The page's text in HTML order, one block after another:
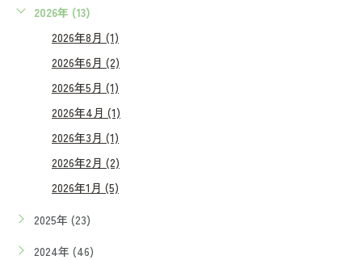
2026年 (13)
2026年8月 (1)
2026年6月 (2)
2026年5月 (1)
2026年4月 (1)
2026年3月 (1)
2026年2月 (2)
2026年1月 (5)
2025年 (23)
2024年 (46)